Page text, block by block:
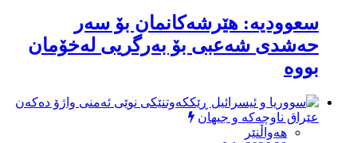
‏سعوودیە: هێرشەكانمان بۆ سەر
حەشدی شەعبی بۆ بەرگریی لەخۆمان
بووە
عێراق ناوچەکە و جیهان
هەواڵنێر